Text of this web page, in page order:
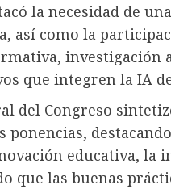
la necesidad de
así como la
investigación
que integren la IA
del Congreso
ponencias,
educativa, la
que las buenas